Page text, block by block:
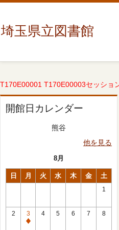
埼玉県立図書館
T170E00001 T170E00003セッショ
開館日カレンダー
熊谷
他を見る
8月
日 月 火 水 木 金 土
1
2
3
休
4 5 6 7 8